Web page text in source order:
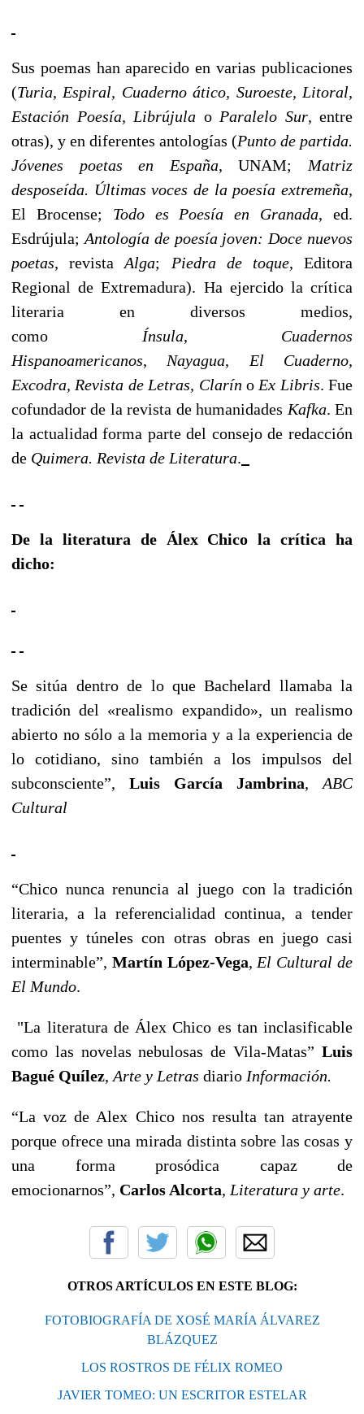
Sus poemas han aparecido en varias publicaciones
(Turia, Espiral, Cuaderno ático, Suroeste, Litoral,
Estación Poesía, Librújula o Paralelo Sur, entre
otras), y en diferentes antologías (Punto de partida.
Jóvenes poetas en España, UNAM; Matriz
desposeída. Últimas voces de la poesía extremeña,
El Brocense; Todo es Poesía en Granada, ed.
Esdrújula; Antología de poesía joven: Doce nuevos
poetas,revistaAlga; Piedra de toque, Editora
Regional de Extremadura). Ha ejercido la crítica
literaria en diversos medios,
como Ínsula, Cuadernos
Hispanoamericanos, Nayagua, El Cuaderno,
Excodra, Revista de Letras, Clarín o Ex Libris. Fue
cofundador de la revista de humanidades Kafka. En
la actualidad forma parte del consejo de redacción
de Quimera. Revista de Literatura.
De la literatura de Álex Chico la crítica ha
dicho:
Se sitúa dentro de lo que Bachelard llamaba la
tradición del «realismo expandido», un realismo
abierto no sólo a la memoria y a la experiencia de
lo cotidiano, sino también a los impulsos del
subconsciente”, Luis García Jambrina, ABC
Cultural
“Chico nunca renuncia al juego con la tradición
literaria, a la referencialidad continua, a tender
puentes y túneles con otras obras en juego casi
interminable”, Martín López-Vega, El Cultural de
El Mundo.
"La literatura de Álex Chico es tan inclasificable
como las novelas nebulosas de Vila-Matas” Luis
Bagué Quílez, Arte y Letras diario Información.
“La voz de Alex Chico nos resulta tan atrayente
porque ofrece una mirada distinta sobre las cosas y
una forma prosódica capaz de
emocionarnos”, Carlos Alcorta, Literatura y arte.
OTROS ARTÍCULOS EN ESTE BLOG:
FOTOBIOGRAFÍA DE XOSÉ MARÍA ÁLVAREZ
BLÁZQUEZ
LOS ROSTROS DE FÉLIX ROMEO
JAVIER TOMEO: UN ESCRITOR ESTELAR